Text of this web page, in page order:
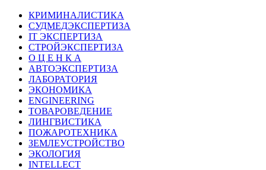
КРИМИНАЛИСТИКА
СУДМЕДЭКСПЕРТИЗА
IT ЭКСПЕРТИЗА
СТРОЙЭКСПЕРТИЗА
О Ц Е Н К А
АВТОЭКСПЕРТИЗА
ЛАБОРАТОРИЯ
ЭКОНОМИКА
ENGINEERING
ТОВАРОВЕДЕНИЕ
ЛИНГВИСТИКА
ПОЖАРОТЕХНИКА
ЗЕМЛЕУСТРОЙСТВО
ЭКОЛОГИЯ
INTELLECT